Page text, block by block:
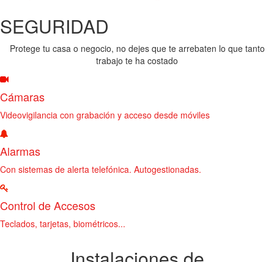
SEGURIDAD
Protege tu casa o negocio, no dejes que te arrebaten lo que tanto
trabajo te ha costado
Cámaras
Videovigilancia con grabación y acceso desde móviles
Alarmas
Con sistemas de alerta telefónica. Autogestionadas.
Control de Accesos
Teclados, tarjetas, biométricos...